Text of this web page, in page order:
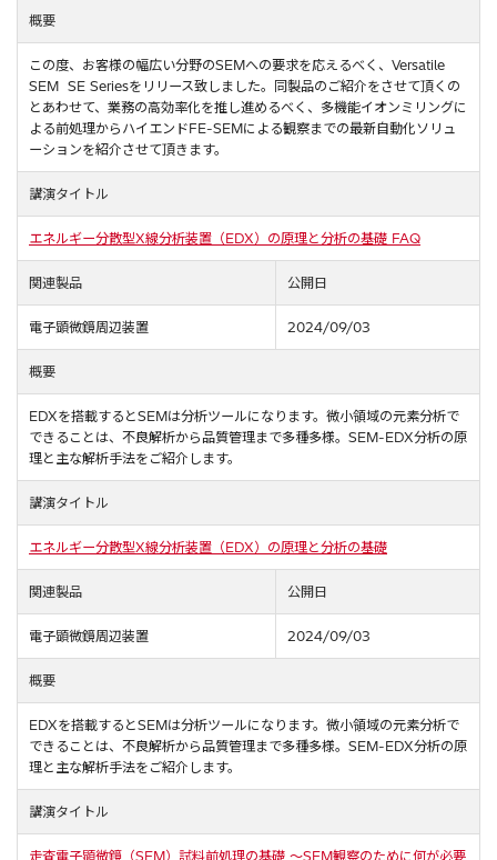
概要
この度、お客様の幅広い分野のSEMへの要求を応えるべく、Versatile
SEM SE Seriesをリリース致しました。同製品のご紹介をさせて頂くの
とあわせて、業務の高効率化を推し進めるべく、多機能イオンミリングに
よる前処理からハイエンドFE-SEMによる観察までの最新自動化ソリュ
ーションを紹介させて頂きます。
講演タイトル
エネルギー分散型X線分析装置（EDX）の原理と分析の基礎 FAQ
関連製品 公開日
電子顕微鏡周辺装置 2024/09/03
概要
EDXを搭載するとSEMは分析ツールになります。微小領域の元素分析で
できることは、不良解析から品質管理まで多種多様。SEM-EDX分析の原
理と主な解析手法をご紹介します。
講演タイトル
エネルギー分散型X線分析装置（EDX）の原理と分析の基礎
関連製品 公開日
電子顕微鏡周辺装置 2024/09/03
概要
EDXを搭載するとSEMは分析ツールになります。微小領域の元素分析で
できることは、不良解析から品質管理まで多種多様。SEM-EDX分析の原
理と主な解析手法をご紹介します。
講演タイトル
走査電子顕微鏡（SEM）試料前処理の基礎 ～SEM観察のために何が必要